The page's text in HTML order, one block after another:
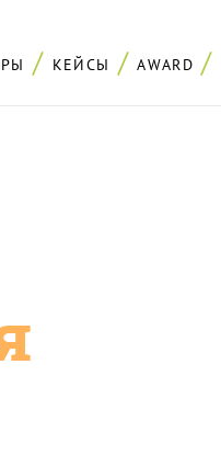
КЕЙСЫ AWARD